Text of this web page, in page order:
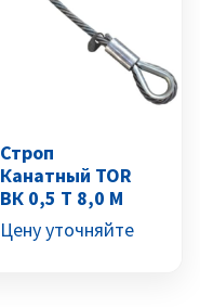
Строп
Канатный TOR
ВК 0,5 Т 8,0 М
Цену уточняйте